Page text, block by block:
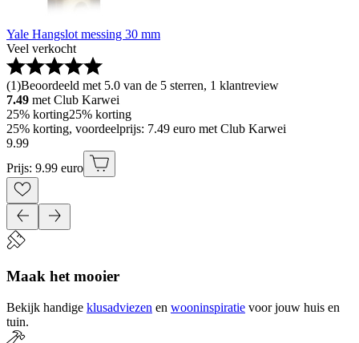
Yale Hangslot messing 30 mm
Veel verkocht
(1)Beoordeeld met 5.0 van de 5 sterren, 1 klantreview
7.49 met Club Karwei
25% korting25% korting
25% korting, voordeelprijs: 7.49 euro met Club Karwei
9.99
Prijs: 9.99 euro
Maak het mooier
Bekijk handige klusadviezen en wooninspiratie voor jouw huis en
tuin.